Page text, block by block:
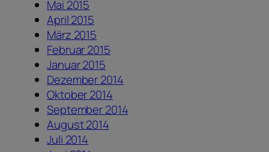
Mai 2015
April 2015
März 2015
Februar 2015
Januar 2015
Dezember 2014
Oktober 2014
September 2014
August 2014
Juli 2014